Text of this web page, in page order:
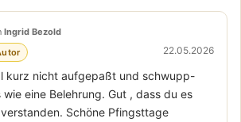
Ingrid Bezold
22.05.2026
kurz nicht aufgepaßt und schwupp-
wie eine Belehrung. Gut , dass du es
Schöne Pfingsttage